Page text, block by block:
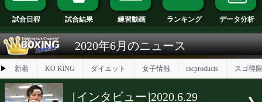
試合日程 試合結果 練習動画 ランキング
2020年6月のニュース